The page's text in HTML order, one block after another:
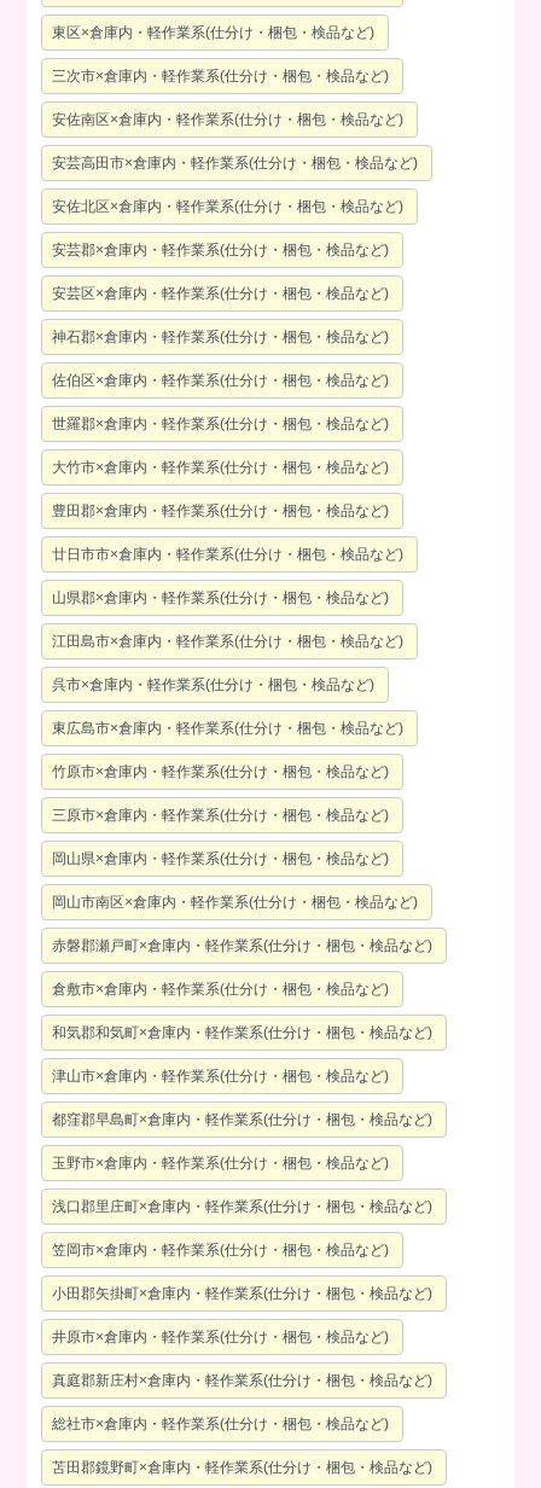
東区×倉庫内・軽作業系(仕分け・梱包・検品など)
三次市×倉庫内・軽作業系(仕分け・梱包・検品など)
安佐南区×倉庫内・軽作業系(仕分け・梱包・検品など)
安芸高田市×倉庫内・軽作業系(仕分け・梱包・検品など)
安佐北区×倉庫内・軽作業系(仕分け・梱包・検品など)
安芸郡×倉庫内・軽作業系(仕分け・梱包・検品など)
安芸区×倉庫内・軽作業系(仕分け・梱包・検品など)
神石郡×倉庫内・軽作業系(仕分け・梱包・検品など)
佐伯区×倉庫内・軽作業系(仕分け・梱包・検品など)
世羅郡×倉庫内・軽作業系(仕分け・梱包・検品など)
大竹市×倉庫内・軽作業系(仕分け・梱包・検品など)
豊田郡×倉庫内・軽作業系(仕分け・梱包・検品など)
廿日市市×倉庫内・軽作業系(仕分け・梱包・検品など)
山県郡×倉庫内・軽作業系(仕分け・梱包・検品など)
江田島市×倉庫内・軽作業系(仕分け・梱包・検品など)
呉市×倉庫内・軽作業系(仕分け・梱包・検品など)
東広島市×倉庫内・軽作業系(仕分け・梱包・検品など)
竹原市×倉庫内・軽作業系(仕分け・梱包・検品など)
三原市×倉庫内・軽作業系(仕分け・梱包・検品など)
岡山県×倉庫内・軽作業系(仕分け・梱包・検品など)
岡山市南区×倉庫内・軽作業系(仕分け・梱包・検品など)
赤磐郡瀬戸町×倉庫内・軽作業系(仕分け・梱包・検品など)
倉敷市×倉庫内・軽作業系(仕分け・梱包・検品など)
和気郡和気町×倉庫内・軽作業系(仕分け・梱包・検品など)
津山市×倉庫内・軽作業系(仕分け・梱包・検品など)
都窪郡早島町×倉庫内・軽作業系(仕分け・梱包・検品など)
玉野市×倉庫内・軽作業系(仕分け・梱包・検品など)
浅口郡里庄町×倉庫内・軽作業系(仕分け・梱包・検品など)
笠岡市×倉庫内・軽作業系(仕分け・梱包・検品など)
小田郡矢掛町×倉庫内・軽作業系(仕分け・梱包・検品など)
井原市×倉庫内・軽作業系(仕分け・梱包・検品など)
真庭郡新庄村×倉庫内・軽作業系(仕分け・梱包・検品など)
総社市×倉庫内・軽作業系(仕分け・梱包・検品など)
苫田郡鏡野町×倉庫内・軽作業系(仕分け・梱包・検品など)